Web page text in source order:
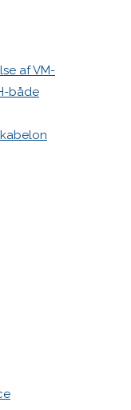
af VM-
både